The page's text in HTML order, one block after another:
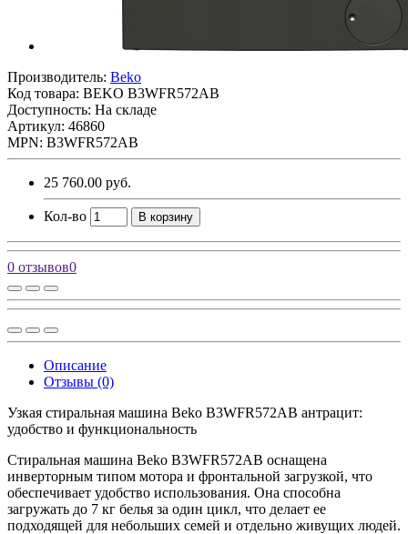
Производитель: Beko
Код товара: BEKO B3WFR572AB
Доступность: На складе
Артикул: 46860
MPN: B3WFR572AB
25 760.00 руб.
Кол-во В корзину
0 отзывов0
Описание
Отзывы (0)
Узкая стиральная машина Beko B3WFR572AB антрацит:
удобство и функциональность
Стиральная машина Beko B3WFR572AB оснащена
инверторным типом мотора и фронтальной загрузкой, что
обеспечивает удобство использования. Она способна
загружать до 7 кг белья за один цикл, что делает ее
подходящей для небольших семей и отдельно живущих людей.